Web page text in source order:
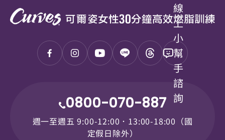
線
上
小
幫
手
諮
詢
0800-070-887
週一至週五 9:00-12:00．13:00-18:00（國
定假日除外）